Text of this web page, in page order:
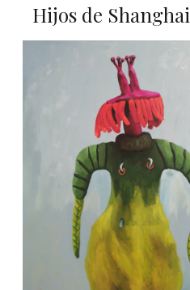
Hijos de Shanghai